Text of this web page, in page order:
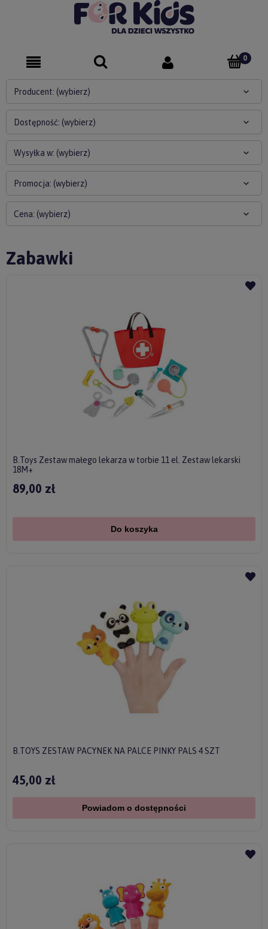
Producent: (wybierz)
Dostępność: (wybierz)
Wysyłka w: (wybierz)
Cena: (wybierz)
Promocja: (wybierz)
Zabawki
B.Toys Zestaw małego lekarza w torbie 11 el. Zestaw lekarski
18M+
89,00 zł
Do koszyka
B.TOYS ZESTAW PACYNEK NA PALCE PINKY PALS 4 SZT
45,00 zł
Powiadom o dostępności